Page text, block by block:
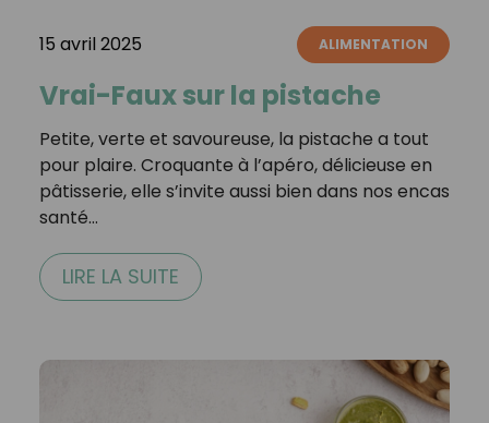
15 avril 2025 ALIMENTATION
Vrai-Faux sur la pistache
Petite, verte et savoureuse, la pistache a tout
pour plaire. Croquante à l’apéro, délicieuse en
pâtisserie, elle s’invite aussi bien dans nos encas
santé…
LIRE LA SUITE